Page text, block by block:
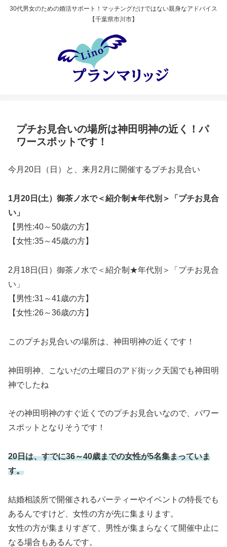
30代男女のための婚活サポート！マッチングだけではない親身なアドバイス
【千葉県市川市】
プチお見合いの場所は神田明神の近く！パ
ワースポットです！
今月20日（日）と、来月2月に開催するプチお見合い
1月20日(土）御茶ノ水で＜紹介制★年代別＞「プチお見合
い」
【男性:40～50歳の方】
【女性:35～45歳の方】
2月18日(日）御茶ノ水で＜紹介制★年代別＞「プチお見合
い」
【男性:31～41歳の方】
【女性:26～36歳の方】
このプチお見合いの場所は、神田明神の近くです！
神田明神、こないだの土曜日のアド街ック天国でも神田明
神でしたね
その神田明神のすぐ近くでのプチお見合いなので、パワー
スポットとなりそうです！
20日は、すでに36～40歳までの女性が5名集まっていま
す。
結婚相談所で開催されるパーティーやイベントの特長でも
あるんですけど、女性の方が先に集まります。
女性の方が集まりすぎて、男性が集まらなくて開催中止に
なる場合もあるんです。